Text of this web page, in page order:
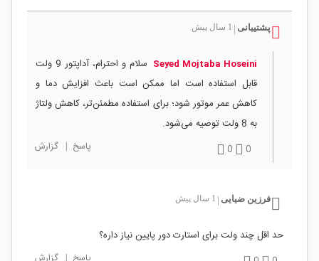
پشتیبانی 1 سال پیش
Seyed Mojtaba Hoseini
سلام و احترام، آداپتور 9 ولت
قابل استفاده است اما ممکن است باعث افزایش دما و
کاهش عمر موتور شود؛ برای استفاده مطمئن‌تر، کاهش ولتاژ
به 8 ولت توصیه می‌شود.
0
0 پاسخ | گزارش
فرزین ضیایی 1 سال پیش
حد اقل چند ولت برای استارت دور پایین نیاز داره؟